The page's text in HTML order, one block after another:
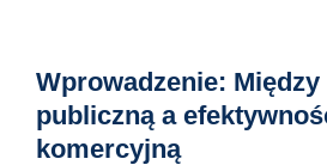
Wprowadzenie:
publiczną a
komercyjną